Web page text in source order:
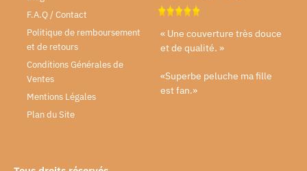
F.A.Q / Contact
Politique de remboursement
et de retours
Conditions Générales de
Ventes
Mentions Légales
Plan du Site
« Une couverture très douce
et de qualité. »
«Superbe peluche ma fille
est fan.»